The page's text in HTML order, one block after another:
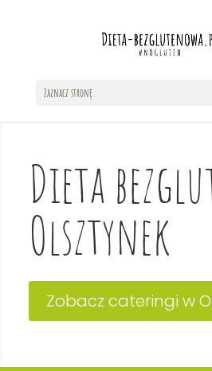
Zaznacz stronę
Dieta
Olsztynek
Zobacz cateringi w